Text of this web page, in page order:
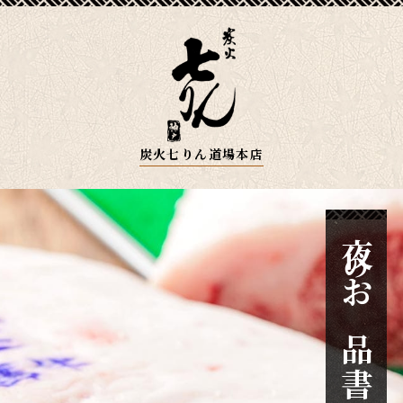
炭火七りん道場本店
夜
の